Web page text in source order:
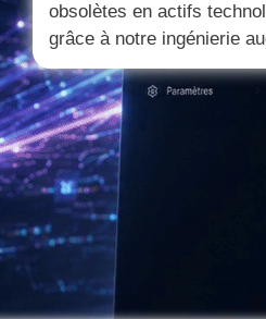
obsolètes en actifs
grâce à notre ingénierie